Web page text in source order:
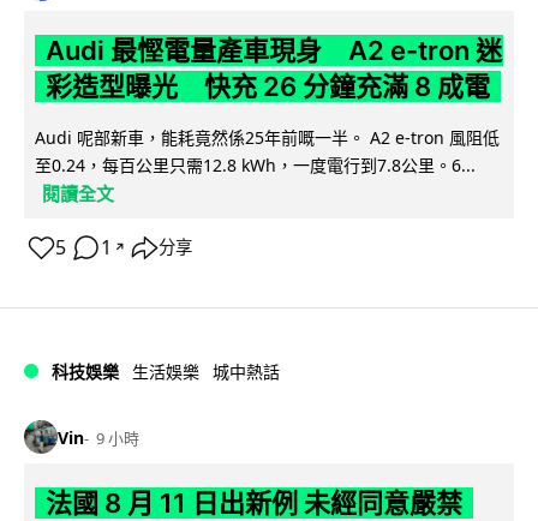
Audi 最慳電量產車現身 A2 e-tron 迷
彩造型曝光 快充 26 分鐘充滿 8 成電
Audi 呢部新車，能耗竟然係25年前嘅一半。 A2 e-tron 風阻低
至0.24，每百公里只需12.8 kWh，一度電行到7.8公里。6...
閱讀全文
5 1 ↗ 分享
科技娛樂 生活娛樂 城中熱話
Vin 9 小時
法國 8 月 11 日出新例 未經同意嚴禁